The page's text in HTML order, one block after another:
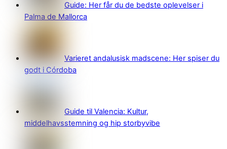
Guide: Her får du de bedste oplevelser i
Palma de Mallorca
Varieret andalusisk madscene: Her spiser du
godt i Córdoba
Guide til Valencia: Kultur,
middelhavsstemning og hip storbyvibe